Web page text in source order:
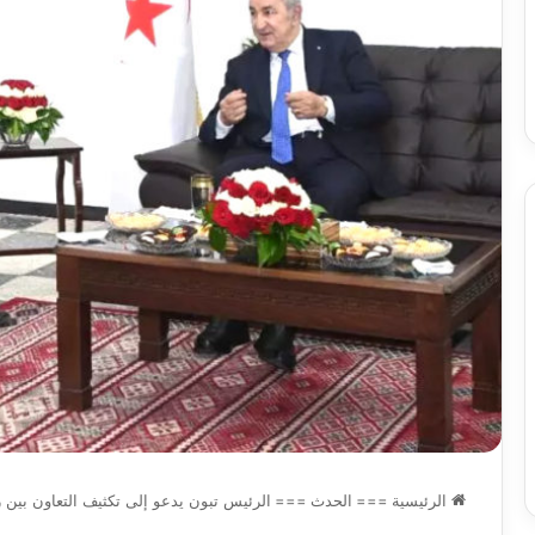
الرئيسية === الحدث === الرئيس تبون يدعو إلى تكثيف التعاون بين
قرعة الدور التمهيدي لأبطال
وكأس الكونفدرالية يوم الخميس
الدين
2026-08-03
نادي وفاق سطيف